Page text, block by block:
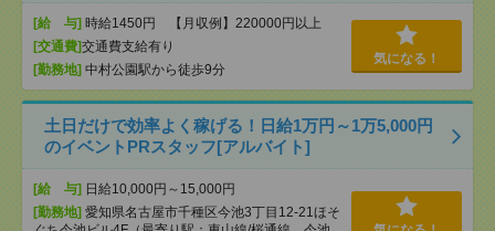
[給 与] 時給1450円 【月収例】220000円以上
[交通費]交通費支給有り
[勤務地] 中村公園駅から徒歩9分
気になる！
土日だけで効率よく稼げる！日給1万円～1万5,000円
のイベントPRスタッフ[アルバイト]
[給 与] 日給10,000円～15,000円
[勤務地] 愛知県名古屋市千種区今池3丁目12-21ほそ